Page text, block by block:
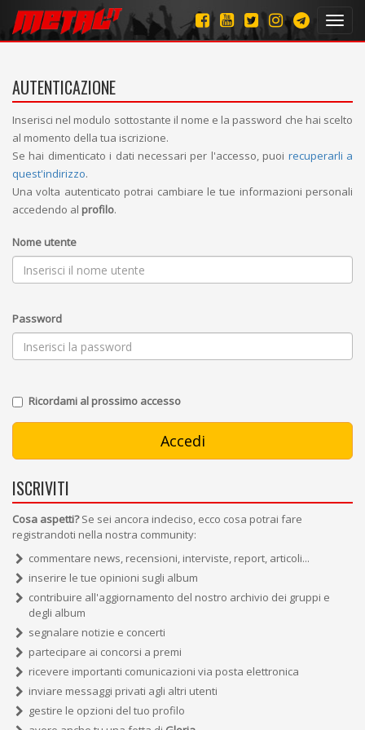
AUTENTICAZIONE
Inserisci nel modulo sottostante il nome e la password che hai scelto
al momento della tua iscrizione.
Se hai dimenticato i dati necessari per l'accesso, puoi recuperarli a
quest'indirizzo.
Una volta autenticato potrai cambiare le tue informazioni personali
accedendo al profilo.
Nome utente
Password
Ricordami al prossimo accesso
ISCRIVITI
Cosa aspetti?Se sei ancora indeciso, ecco cosa potrai fare
registrandoti nella nostra community:
commentare news, recensioni, interviste, report, articoli...
inserire le tue opinioni sugli album
contribuire all'aggiornamento del nostro archivio dei gruppi e
degli album
segnalare notizie e concerti
partecipare ai concorsi a premi
ricevere importanti comunicazioni via posta elettronica
inviare messaggi privati agli altri utenti
gestire le opzioni del tuo profilo